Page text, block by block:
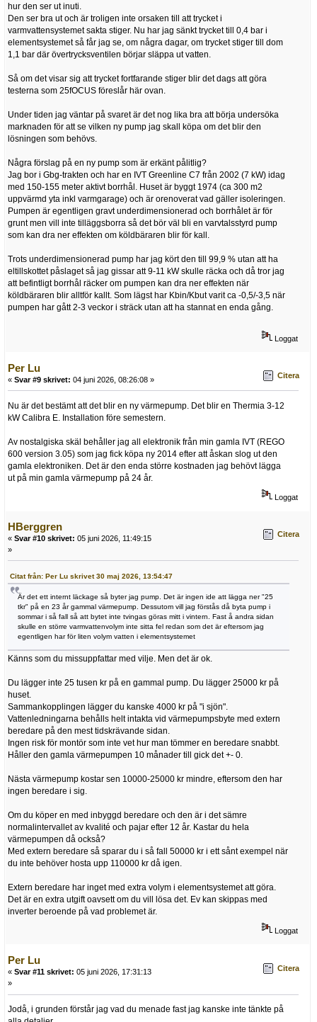
hur den ser ut inuti.
Den ser bra ut och är troligen inte orsaken till att trycket i
varmvattensystemet sakta stiger. Nu har jag sänkt trycket till 0,4 bar i
elementsystemet så får jag se, om några dagar, om trycket stiger till dom
1,1 bar där övertrycksventilen börjar släppa ut vatten.
Så om det visar sig att trycket fortfarande stiger blir det dags att göra
testerna som 25fOCUS föreslår här ovan.
Under tiden jag väntar på svaret är det nog lika bra att börja undersöka
marknaden för att se vilken ny pump jag skall köpa om det blir den
lösningen som behövs.
Några förslag på en ny pump som är erkänt pålitlig?
Jag bor i Gbg-trakten och har en IVT Greenline C7 från 2002 (7 kW) idag
med 150-155 meter aktivt borrhål. Huset är byggt 1974 (ca 300 m2
uppvärmd yta inkl varmgarage) och är orenoverat vad gäller isoleringen.
Pumpen är egentligen gravt underdimensionerad och borrhålet är för
grunt men vill inte tilläggsborra så det bör väl bli en varvtalsstyrd pump
som kan dra ner effekten om köldbäraren blir för kall.
Trots underdimensionerad pump har jag kört den till 99,9 % utan att ha
eltillskottet påslaget så jag gissar att 9-11 kW skulle räcka och då tror jag
att befintligt borrhål räcker om pumpen kan dra ner effekten när
köldbäraren blir alltför kallt. Som lägst har Kbin/Kbut varit ca -0,5/-3,5 när
pumpen har gått 2-3 veckor i sträck utan att ha stannat en enda gång.
Loggat
Per Lu
« Svar #9 skrivet: 04 juni 2026, 08:26:08 » Citera
Nu är det bestämt att det blir en ny värmepump. Det blir en Thermia 3-12
kW Calibra E. Installation före semestern.
Av nostalgiska skäl behåller jag all elektronik från min gamla IVT (REGO
600 version 3.05) som jag fick köpa ny 2014 efter att åskan slog ut den
gamla elektroniken. Det är den enda större kostnaden jag behövt lägga
ut på min gamla värmepump på 24 år.
Loggat
HBerggren
« Svar #10 skrivet: 05 juni 2026, 11:49:15
»
Citera
Citat från: Per Lu skrivet 30 maj 2026, 13:54:47
Är det ett internt läckage så byter jag pump. Det är ingen ide att lägga ner "25
tkr" på en 23 år gammal värmepump. Dessutom vill jag förstås då byta pump i
sommar i så fall så att bytet inte tvingas göras mitt i vintern. Fast å andra sidan
skulle en större varmvattenvolym inte sitta fel redan som det är eftersom jag
egentligen har för liten volym vatten i elementsystemet
Känns som du missuppfattar med vilje. Men det är ok.
Du lägger inte 25 tusen kr på en gammal pump. Du lägger 25000 kr på
huset.
Sammankopplingen lägger du kanske 4000 kr på "i sjön".
Vattenledningarna behålls helt intakta vid värmepumpsbyte med extern
beredare på den mest tidskrävande sidan.
Ingen risk för montör som inte vet hur man tömmer en beredare snabbt.
Håller den gamla värmepumpen 10 månader till gick det +- 0.
Nästa värmepump kostar sen 10000-25000 kr mindre, eftersom den har
ingen beredare i sig.
Om du köper en med inbyggd beredare och den är i det sämre
normalintervallet av kvalité och pajar efter 12 år. Kastar du hela
värmepumpen då också?
Med extern beredare så sparar du i så fall 50000 kr i ett sånt exempel när
du inte behöver hosta upp 110000 kr då igen.
Extern beredare har inget med extra volym i elementsystemet att göra.
Det är en extra utgift oavsett om du vill lösa det. Ev kan skippas med
inverter beroende på vad problemet är.
Loggat
Per Lu
« Svar #11 skrivet: 05 juni 2026, 17:31:13
»
Citera
Jodå, i grunden förstår jag vad du menade fast jag kanske inte tänkte på